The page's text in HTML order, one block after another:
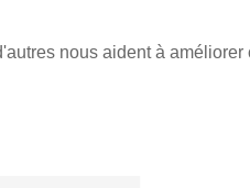
nous aident à améliorer